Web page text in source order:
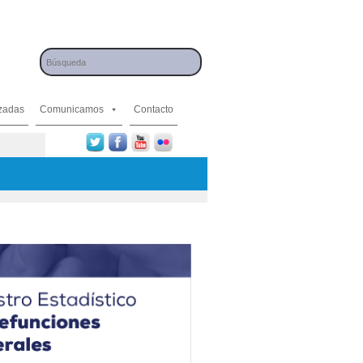
Comunicamos Contacto